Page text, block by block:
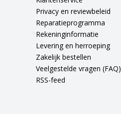
Privacy en reviewbeleid
Reparatieprogramma
Rekeninginformatie
Levering en herroeping
Zakelijk bestellen
Veelgestelde vragen (FAQ)
RSS-feed